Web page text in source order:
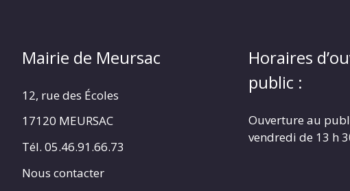
Mairie de Meursac
12, rue des Écoles
17120 MEURSAC
Tél. 05.46.91.66.73
Nous contacter
Horaires
public :
Ouverture au
vendredi de 13 h